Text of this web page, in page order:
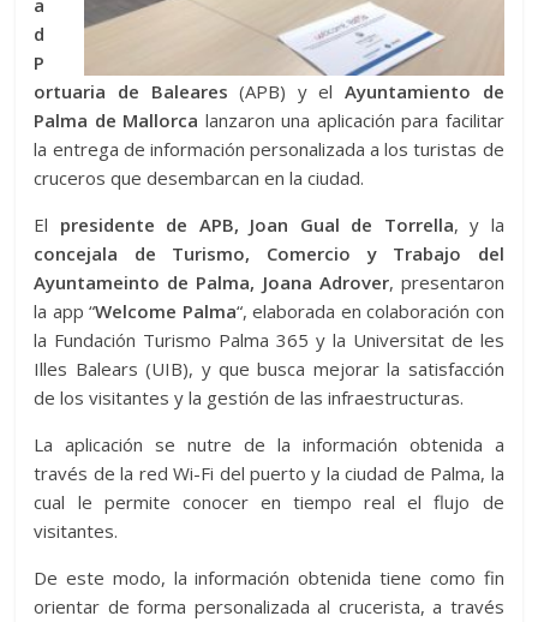
a
d
P
ortuaria de Baleares (APB) y el Ayuntamiento de
Palma de Mallorca lanzaron una aplicación para facilitar
la entrega de información personalizada a los turistas de
cruceros que desembarcan en la ciudad.
El presidente de APB, Joan Gual de Torrella, y la
concejala de Turismo, Comercio y Trabajo del
Ayuntameinto de Palma, Joana Adrover, presentaron
la app “Welcome Palma“, elaborada en colaboración con
la Fundación Turismo Palma 365 y la Universitat de les
Illes Balears (UIB), y que busca mejorar la satisfacción
de los visitantes y la gestión de las infraestructuras.
La aplicación se nutre de la información obtenida a
través de la red Wi-Fi del puerto y la ciudad de Palma, la
cual le permite conocer en tiempo real el flujo de
visitantes.
De este modo, la información obtenida tiene como fin
orientar de forma personalizada al crucerista, a través